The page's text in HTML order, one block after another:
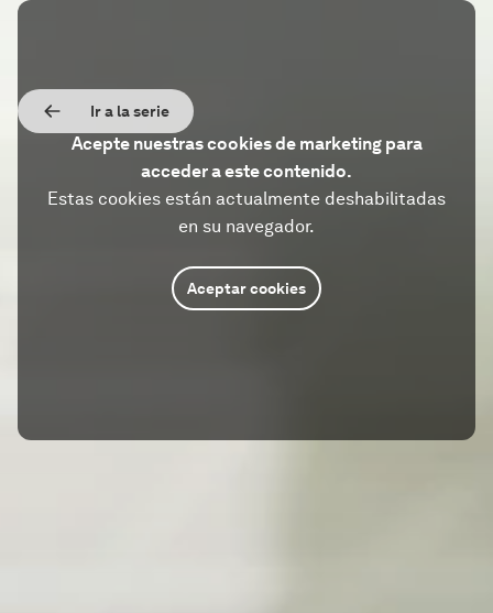
Ir a la serie
Acepte nuestras cookies de marketing para
acceder a este contenido.
Estas cookies están actualmente deshabilitadas
en su navegador.
Aceptar cookies